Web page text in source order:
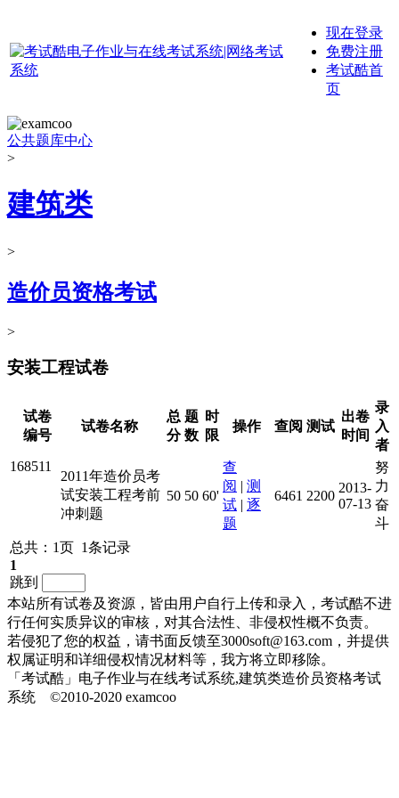
现在登录
免费注册
考试酷首
页
公共题库中心
>
建筑类
>
造价员资格考试
>
安装工程试卷
试卷
编号
试卷名称
总
分
题
数
时
限
操作 查阅 测试
出卷
时间
录
入
者
168511
2011年造价员考
试安装工程考前
冲刺题
50 50 60'
查
阅 | 测
试 | 逐
题
6461 2200
2013-
07-13
努
力
奋
斗
总共：1页 1条记录
1
跳到
本站所有试卷及资源，皆由用户自行上传和录入，考试酷不进
行任何实质异议的审核，对其合法性、非侵权性概不负责。
若侵犯了您的权益，请书面反馈至3000soft@163.com，并提供
权属证明和详细侵权情况材料等，我方将立即移除。
「考试酷」电子作业与在线考试系统,建筑类造价员资格考试
系统 ©2010-2020 examcoo